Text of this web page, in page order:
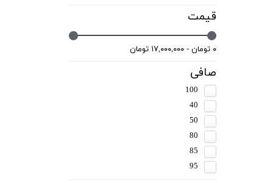
قیمت
۰ تومان - ۱۷,۰۰۰,۰۰۰ تومان
صافی
100
40
50
80
85
95